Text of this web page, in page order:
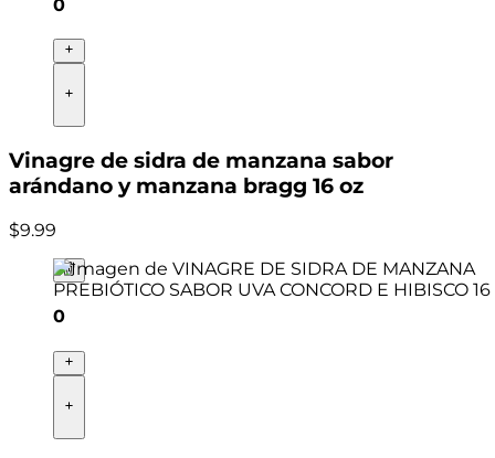
0
Vinagre de sidra de manzana sabor
arándano y manzana bragg 16 oz
$9.99
0